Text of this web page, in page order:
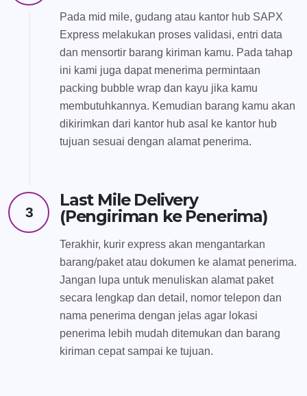
Pada mid mile, gudang atau kantor hub SAPX
Express melakukan proses validasi, entri data
dan mensortir barang kiriman kamu. Pada tahap
ini kami juga dapat menerima permintaan
packing bubble wrap dan kayu jika kamu
membutuhkannya. Kemudian barang kamu akan
dikirimkan dari kantor hub asal ke kantor hub
tujuan sesuai dengan alamat penerima.
3
Last Mile Delivery
(Pengiriman ke Penerima)
Terakhir, kurir express akan mengantarkan
barang/paket atau dokumen ke alamat penerima.
Jangan lupa untuk menuliskan alamat paket
secara lengkap dan detail, nomor telepon dan
nama penerima dengan jelas agar lokasi
penerima lebih mudah ditemukan dan barang
kiriman cepat sampai ke tujuan.